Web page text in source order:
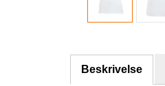
Beskrivelse